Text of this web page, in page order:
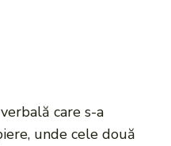
care s-a
unde cele două